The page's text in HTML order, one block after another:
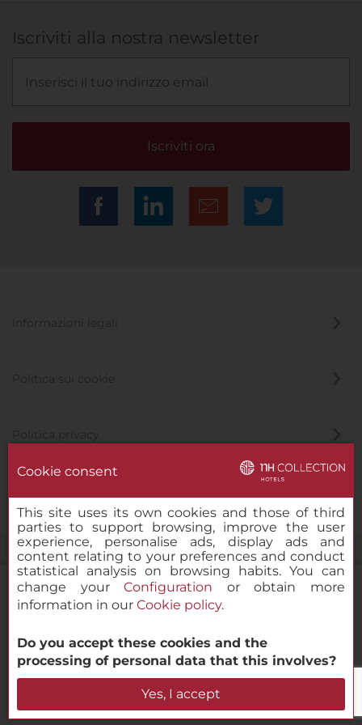
NH Collection Porto Batalha
Verifica la disponibilità
Iscriviti alla nostra newsletter
Iscriviti ora
Politica privacy
© 2000-2026 MINOR HOTELS EUROPE & AMERICAS Santa Engracia
120. 28003 Madrid, Spagna
Cookie consent
This site uses its own cookies and those of third
parties to support browsing, improve the user
experience, personalise ads, display ads and
content relating to your preferences and conduct
statistical analysis on browsing habits. You can
change yourConfiguration or obtain more
information in our Cookie policy.
Do you accept these cookies and the
processing of personal data that this involves?
Yes, I accept